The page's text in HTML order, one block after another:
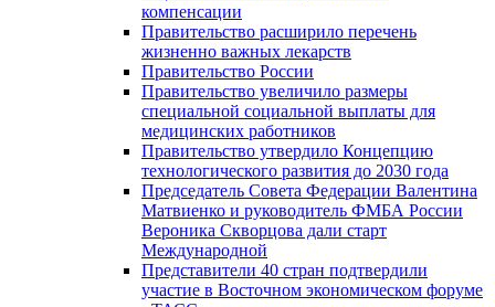
компенсации
Правительство расширило перечень
жизненно важных лекарств
Правительство России
Правительство увеличило размеры
специальной социальной выплаты для
медицинских работников
Правительство утвердило Концепцию
технологического развития до 2030 года
Председатель Совета Федерации Валентина
Матвиенко и руководитель ФМБА России
Вероника Скворцова дали старт
Международной
Представители 40 стран подтвердили
участие в Восточном экономическом форуме